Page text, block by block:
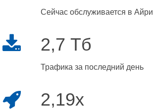
Сейчас обслуживается в Айри
2,7 Тб
Трафика за последний день
2,19x